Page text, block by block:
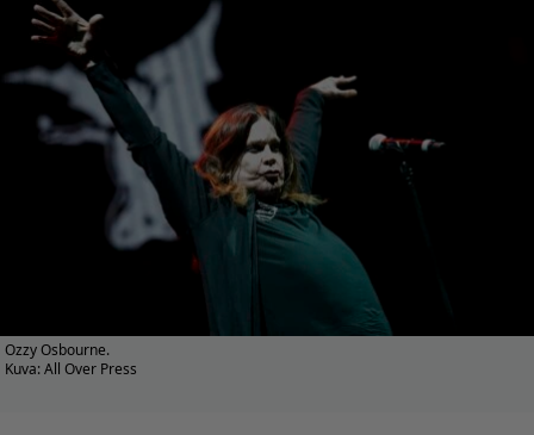
Ozzy Osbourne.
Kuva: All Over Press